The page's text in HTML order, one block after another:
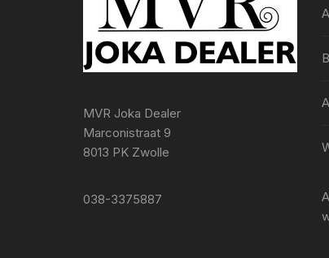
MVR Joka Dealer
Marconistraat 9
8013 PK Zwolle
038-3375887